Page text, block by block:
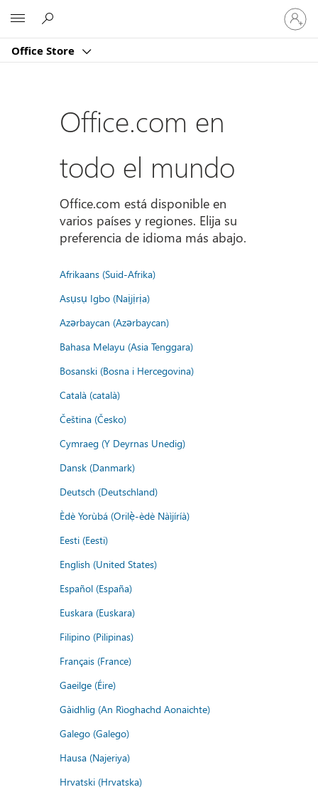
Office Store
Iniciar
sesión
en
cuenta
Office.com en
todo el mundo
Office.com está disponible en
varios países y regiones. Elija su
preferencia de idioma más abajo.
Afrikaans (Suid-Afrika)
Asụsụ Igbo (Naịjịrịa)
Azərbaycan (Azərbaycan)
Bahasa Melayu (Asia Tenggara)
Bosanski (Bosna i Hercegovina)
Català (català)
Čeština (Česko)
Cymraeg (Y Deyrnas Unedig)
Dansk (Danmark)
Deutsch (Deutschland)
Èdè Yorùbá (Orilẹ̀-èdè Nàìjíríà)
Eesti (Eesti)
English (United States)
Español (España)
Euskara (Euskara)
Filipino (Pilipinas)
Français (France)
Gaeilge (Éire)
Gàidhlig (An Rìoghachd Aonaichte)
Galego (Galego)
Hausa (Najeriya)
Hrvatski (Hrvatska)